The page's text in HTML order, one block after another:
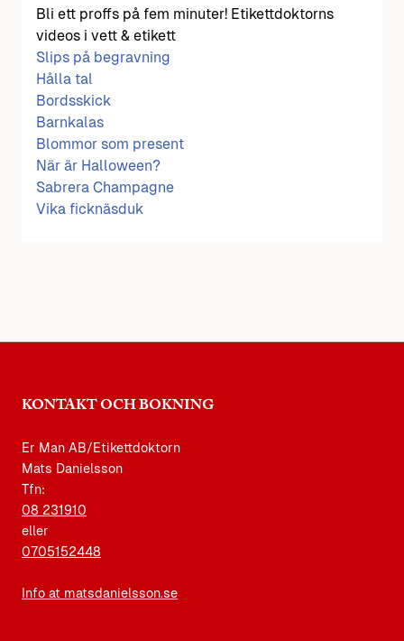
Bli ett proffs på fem minuter! Etikettdoktorns
videos i vett & etikett
Slips på begravning
Hålla tal
Bordsskick
Barnkalas
Blommor som present
När är Halloween?
Sabrera Champagne
Vika ficknäsduk
KONTAKT OCH BOKNING
Er Man AB/Etikettdoktorn
Mats Danielsson
Tfn:
08 231910
eller
0705152448
Info at matsdanielsson.se